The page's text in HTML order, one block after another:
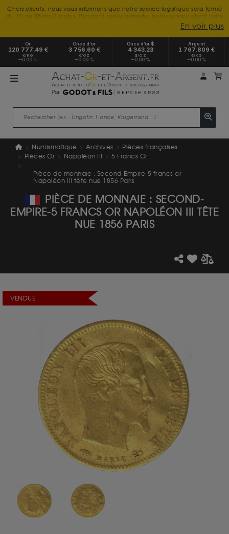
Chers clients, nous vous informons que notre service logistique sera fermé
du 10 au 28 août inclus. Pendant cette période, notre service client reste
à votre disposition tout l'été. Vous pouvez nous joindre du lundi au
vendredi, de 9h30 à 18h, pour toute demande d'information.
Nous vous remercions de votre compréhension et vous souhaitons un
excellent été.
En voir plus
Or
120 777.49 €
€/KG
0.00 %
Once d’or
3 756.60 €
€/OZ
0.00 %
Once d’or $
4 343.23
$/OZ
0.00 %
Argent
1 767.809 €
€/KG
0.00 %
Mon
Numismatique Archives
Pièces françaises
Pièces Or
Napoléon III 5 Francs Or
Pièce de monnaie : Second-Empire-5 francs or
Napoléon III tête nue 1856 Paris
PIÈCE DE MONNAIE : SECOND-
EMPIRE-5 FRANCS OR NAPOLÉON III TÊTE
NUE 1856 PARIS
VENDUE